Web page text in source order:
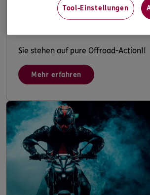
Sie stehen auf pure Offroad-Action!!
Mehr erfahren
Tool-Einstellungen